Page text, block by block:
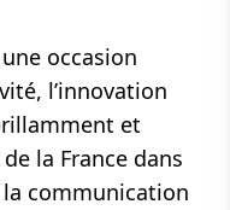
occasion
l’innovation
et
la France dans
communication